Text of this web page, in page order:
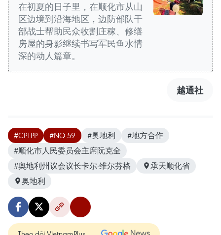
在初夏的日子里，在顺化市从山
区边境到沿海地区，边防部队干
部战士帮助民众收割庄稼、修缮
房屋的身影继续书写军民鱼水情
深的动人篇章。
越通社
#CPTPP #NQ 59 #奥地利
#地方合作
#顺化市人民委员会主席阮克全
#奥地利州议会议长卡尔·维尔芬格
承天顺化省
奥地利